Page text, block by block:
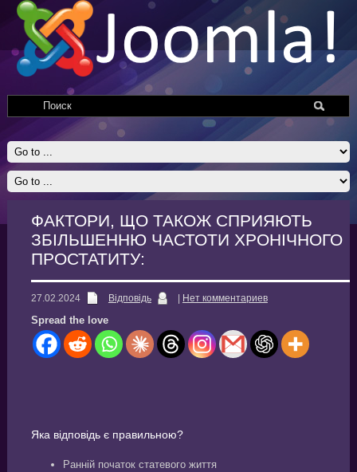
ФАКТОРИ, ЩО ТАКОЖ СПРИЯЮТЬ
ЗБІЛЬШЕННЮ ЧАСТОТИ ХРОНІЧНОГО
ПРОСТАТИТУ:
27.02.2024 Відповідь Нет комментариев
Spread the love
Яка відповідь є правильною?
Ранній початок статевого життя